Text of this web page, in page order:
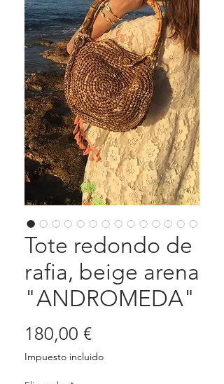
Tote redondo de
rafia, beige arena
"ANDROMEDA"
180,00 €Precio
Impuesto incluido